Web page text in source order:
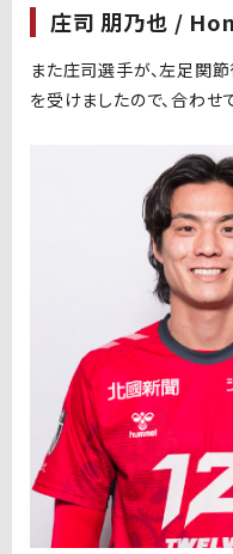
庄司 朋乃也 /
また庄司選手が、左足関
を受けましたので、合わせ